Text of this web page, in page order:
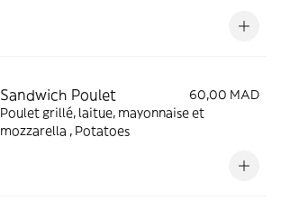
Sandwich Poulet
60,00 MAD
Poulet grillé, laitue, mayonnaise et
mozzarella , Potatoes